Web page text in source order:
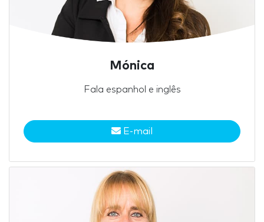
Mónica
Fala espanhol e inglês
E-mail